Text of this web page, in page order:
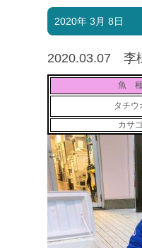
2020年 3月 8日
2020.03.07 李
魚
タチウ
カサ